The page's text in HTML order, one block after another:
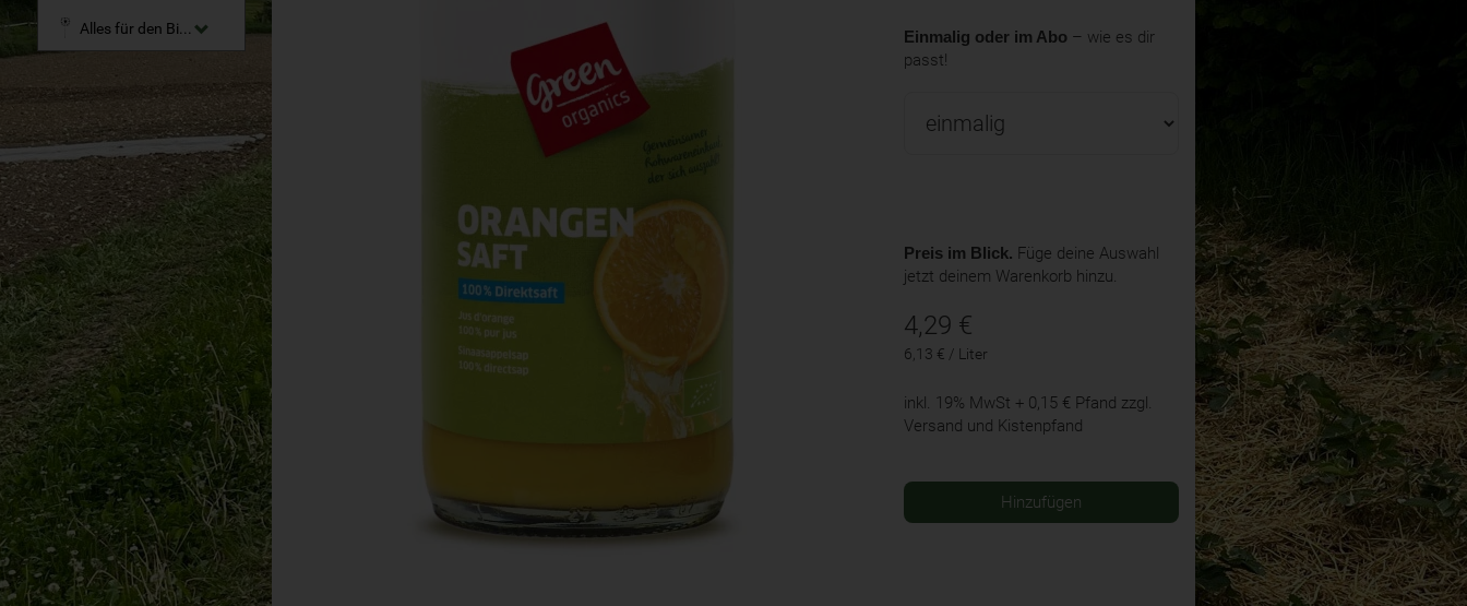
Alles für den Bio-Garten Einmalig oder im Abo – wie es dir
passt!
Preis im Blick. Füge deine Auswahl
jetzt deinem Warenkorb hinzu.
4,29 €
6,13 € / Liter
inkl. 19% MwSt + 0,15 € Pfand zzgl.
Versand und Kistenpfand
Hinzufügen